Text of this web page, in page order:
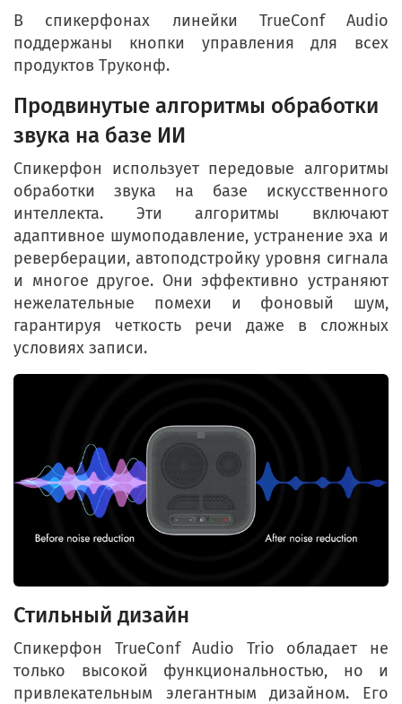
В спикерфонах линейки TrueConf Audio
поддержаны кнопки управления для всех
продуктов Труконф.
Продвинутые алгоритмы обработки
звука на базе ИИ
Спикерфон использует передовые алгоритмы
обработки звука на базе искусственного
интеллекта. Эти алгоритмы включают
адаптивное шумоподавление, устранение эха и
реверберации, автоподстройку уровня сигнала
и многое другое. Они эффективно устраняют
нежелательные помехи и фоновый шум,
гарантируя четкость речи даже в сложных
условиях записи.
Стильный дизайн
Спикерфон TrueConf Audio Trio обладает не
только высокой функциональностью, но и
привлекательным элегантным дизайном. Его